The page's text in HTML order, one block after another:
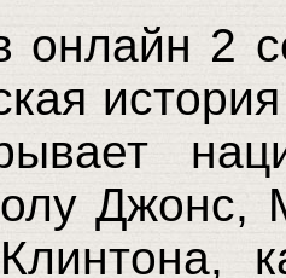
онлайн 2
Джонс,